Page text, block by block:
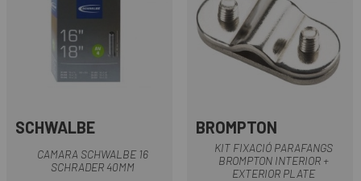
SCHWALBE
CAMARA SCHWALBE 16
SCHRADER 40MM
BROMPTON
KIT FIXACIÓ PARAFANGS
BROMPTON INTERIOR +
EXTERIOR PLATE